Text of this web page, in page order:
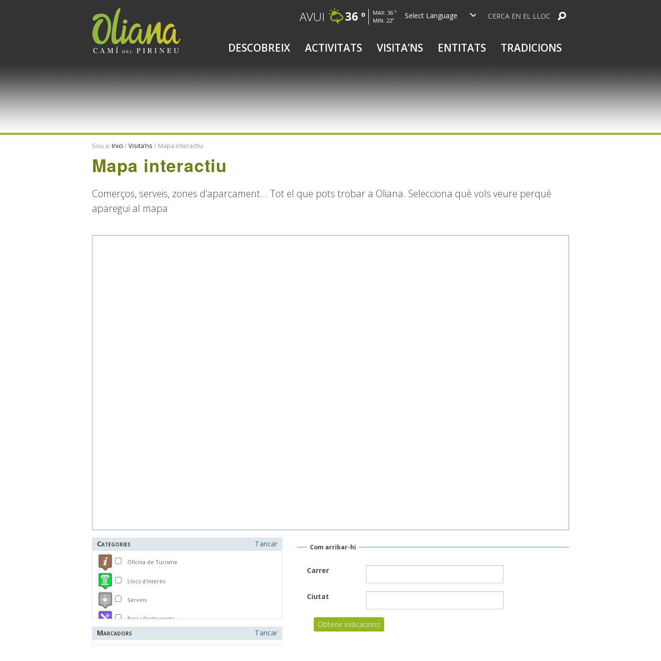
Cerca
AVUI 36 º
MAX: 36 º
MIN: 22º
DESCOBREIX ACTIVITATS VISITA’NS ENTITATS TRADICIONS
Sou a: Inici /Visita’ns / Mapa interactiu
Mapa interactiu
Comerços, serveis, zones d'aparcament... Tot el que pots trobar a Oliana. Selecciona què vols veure perquè
aparegui al mapa
Categories Tancar
Oficina de Turisme
Llocs d'interès
Serveis
Bars i Restaurants
Allotjaments
Marcadors Tancar
Com arribar-hi
Carrer
Ciutat